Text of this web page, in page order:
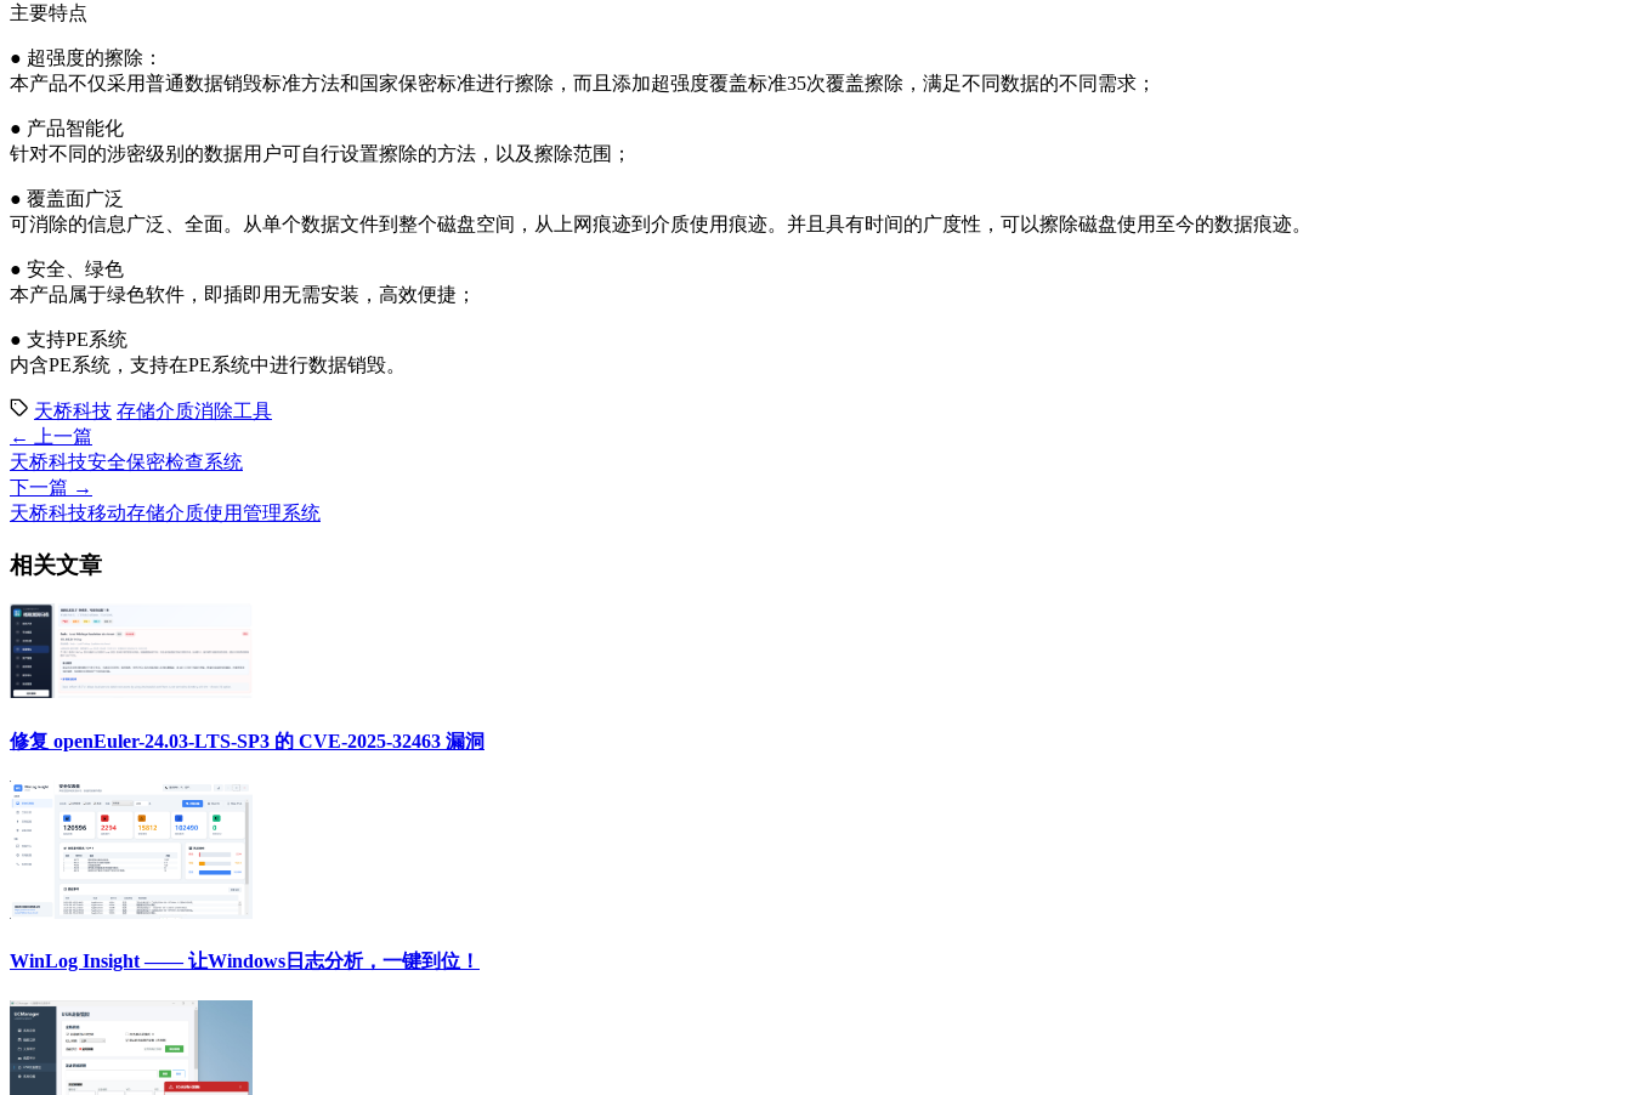
主要特点
● 超强度的擦除：
本产品不仅采用普通数据销毁标准方法和国家保密标准进行擦除，而且添加超强度覆盖标准35次覆盖擦除，满足不同数据的不同需求；
● 产品智能化
针对不同的涉密级别的数据用户可自行设置擦除的方法，以及擦除范围；
● 覆盖面广泛
可消除的信息广泛、全面。从单个数据文件到整个磁盘空间，从上网痕迹到介质使用痕迹。并且具有时间的广度性，可以擦除磁盘使用至今的数据痕迹。
● 安全、绿色
本产品属于绿色软件，即插即用无需安装，高效便捷；
● 支持PE系统
内含PE系统，支持在PE系统中进行数据销毁。
天桥科技 存储介质消除工具
← 上一篇
天桥科技安全保密检查系统
下一篇 →
天桥科技移动存储介质使用管理系统
相关文章
修复 openEuler-24.03-LTS-SP3 的 CVE-2025-32463 漏洞
WinLog Insight —— 让Windows日志分析，一键到位！